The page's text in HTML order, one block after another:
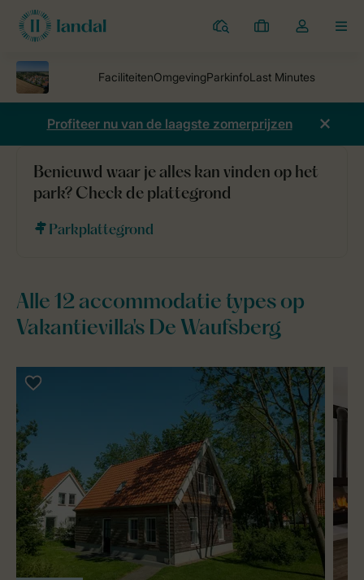
Parken
Mijn
Open
mijn
account
Profiteer nu van de laagste zomerprijzen
Vakantieparken Vakantievilla's De Waufsberg Accommodaties
Benieuwd waar je alles kan vinden op het
park? Check de plattegrond
Parkplattegrond
Alle 12 accommodatie types op
Vakantievilla's De Waufsberg